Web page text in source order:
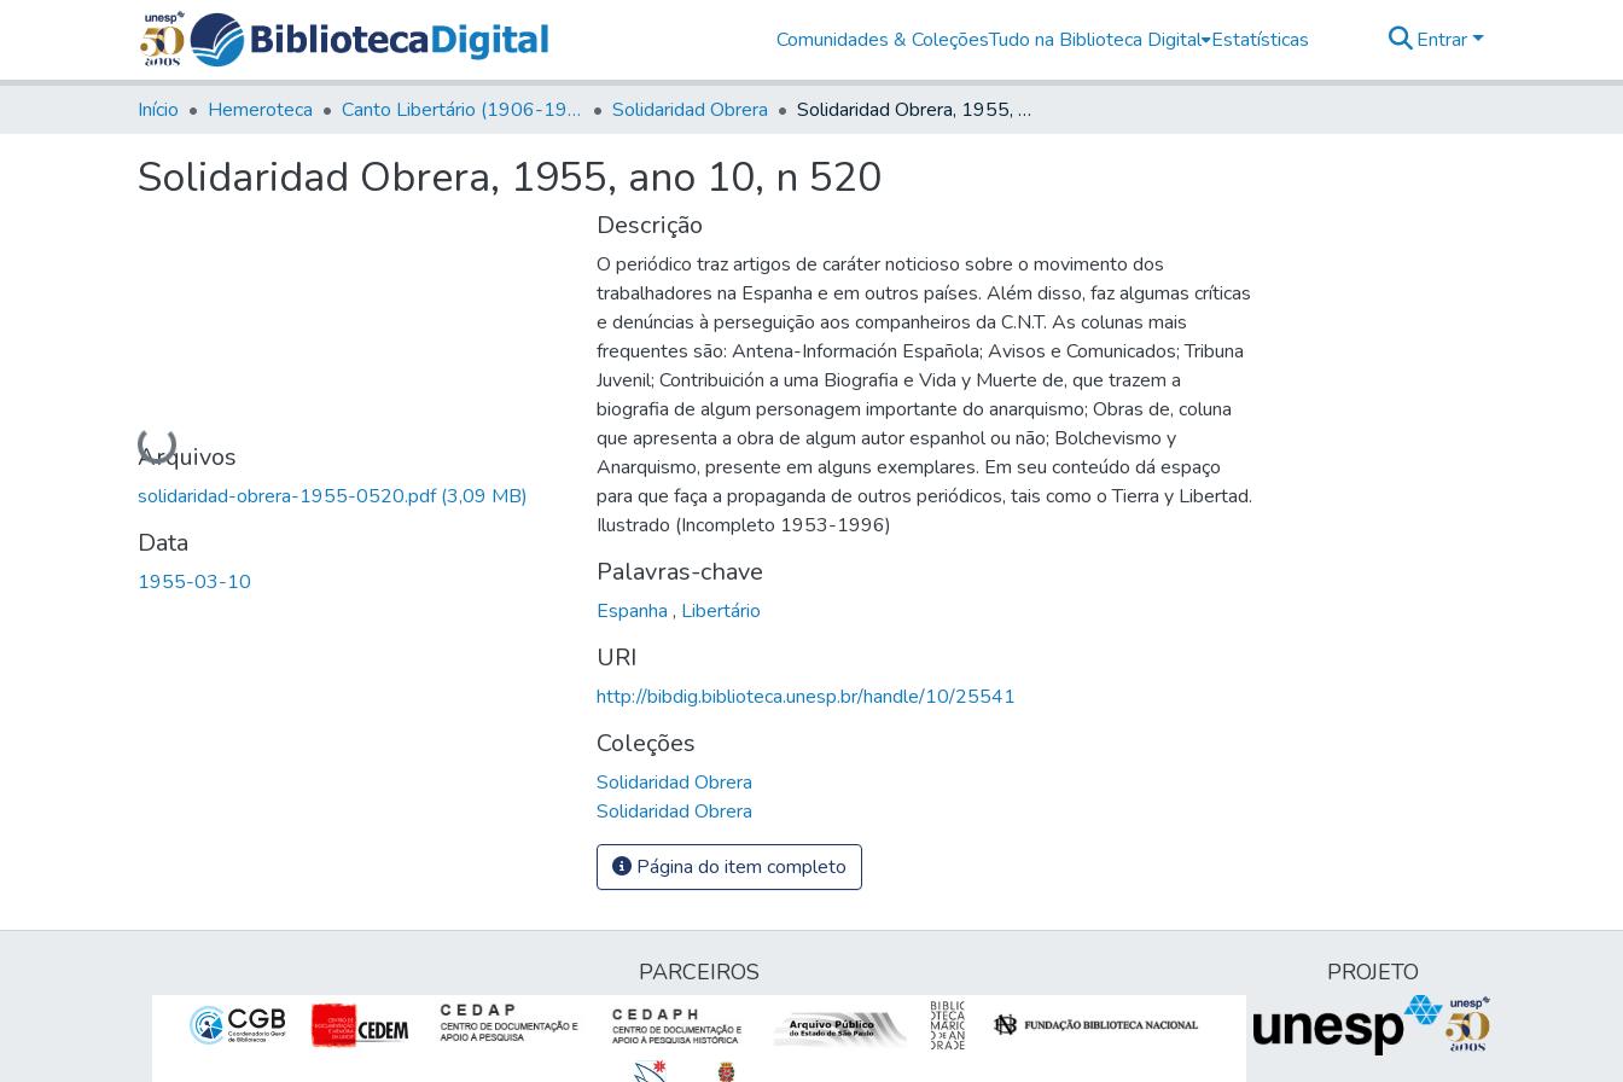
Comunidades & ColeçõesTudo na Biblioteca Digital Estatísticas Entrar
Início Hemeroteca Canto Libertário (1906-1995) Solidaridad Obrera Solidaridad Obrera, 1955, ano 10, n 520
Solidaridad Obrera, 1955, ano 10, n 520
Carregando...
Arquivos
solidaridad-obrera-1955-0520.pdf(3,09 MB)
Data
1955-03-10
Descrição
O periódico traz artigos de caráter noticioso sobre o movimento dos
trabalhadores na Espanha e em outros países. Além disso, faz algumas críticas
e denúncias à perseguição aos companheiros da C.N.T. As colunas mais
frequentes são: Antena-Información Española; Avisos e Comunicados; Tribuna
Juvenil; Contribuición a uma Biografia e Vida y Muerte de, que trazem a
biografia de algum personagem importante do anarquismo; Obras de, coluna
que apresenta a obra de algum autor espanhol ou não; Bolchevismo y
Anarquismo, presente em alguns exemplares. Em seu conteúdo dá espaço
para que faça a propaganda de outros periódicos, tais como o Tierra y Libertad.
Ilustrado (Incompleto 1953-1996)
Palavras-chave
Espanha , Libertário
URI
http://bibdig.biblioteca.unesp.br/handle/10/25541
Coleções
Solidaridad Obrera
Solidaridad Obrera
Página do item completo
PARCEIROS PROJETO